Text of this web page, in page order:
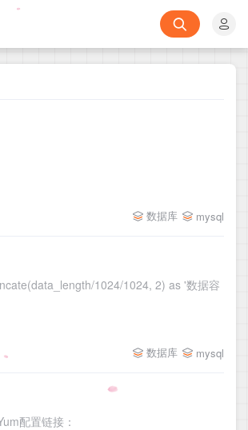
数据库 mysql
1024/1024, 2) as '数据容
数据库 mysql
配置链接：